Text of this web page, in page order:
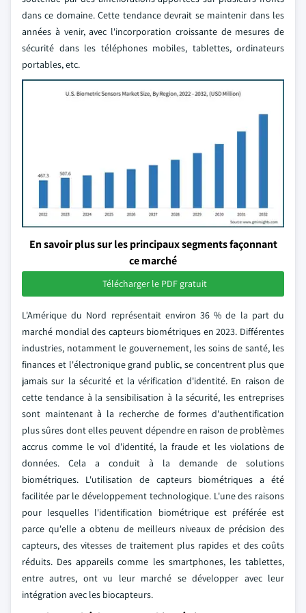
dans ce domaine. Cette tendance devrait se maintenir dans les
années à venir, avec l'incorporation croissante de mesures de
sécurité dans les téléphones mobiles, tablettes, ordinateurs
portables, etc.
En savoir plus sur les principaux segments façonnant
ce marché
Télécharger le PDF gratuit
L'Amérique du Nord représentait environ 36 % de la part du
marché mondial des capteurs biométriques en 2023. Différentes
industries, notamment le gouvernement, les soins de santé, les
finances et l'électronique grand public, se concentrent plus que
jamais sur la sécurité et la vérification d'identité. En raison de
cette tendance à la sensibilisation à la sécurité, les entreprises
sont maintenant à la recherche de formes d'authentification
plus sûres dont elles peuvent dépendre en raison de problèmes
accrus comme le vol d'identité, la fraude et les violations de
données. Cela a conduit à la demande de solutions
biométriques. L'utilisation de capteurs biométriques a été
facilitée par le développement technologique. L'une des raisons
pour lesquelles l'identification biométrique est préférée est
parce qu'elle a obtenu de meilleurs niveaux de précision des
capteurs, des vitesses de traitement plus rapides et des coûts
réduits. Des appareils comme les smartphones, les tablettes,
entre autres, ont vu leur marché se développer avec leur
intégration avec les biocapteurs.